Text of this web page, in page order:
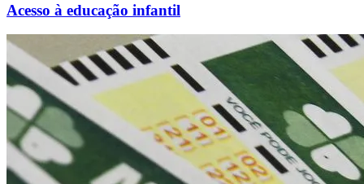
Acesso à educação infantil